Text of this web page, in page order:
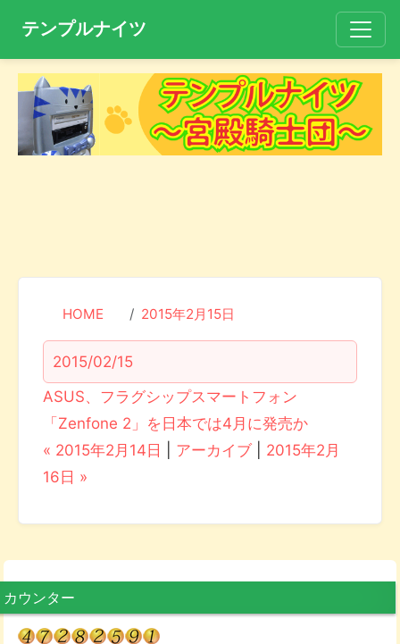
テンプルナイツ
HOME 2015年2月15日
2015/02/15
ASUS、フラグシップスマートフォン
「Zenfone 2」を日本では4月に発売か
« 2015年2月14日
アーカイブ
2015年2月
16日 »
カウンター